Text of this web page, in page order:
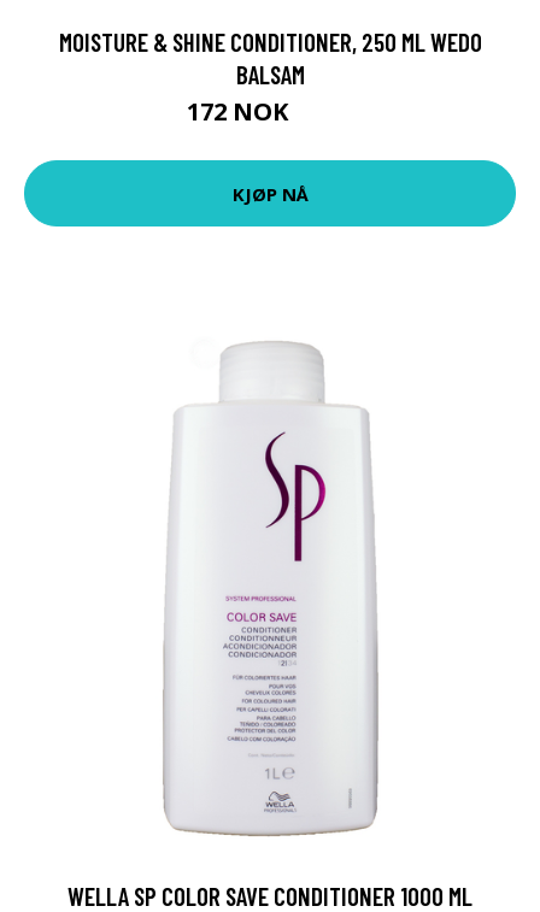
MOISTURE & SHINE CONDITIONER, 250 ML WEDO
BALSAM
172 NOK
KJØP NÅ
WELLA SP COLOR SAVE CONDITIONER 1000 ML